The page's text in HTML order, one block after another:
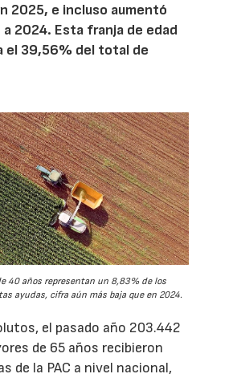
2025, e incluso aumentó
2024. Esta franja de edad
el 39,56% del total de
40 años representan un 8,83% de los
ayudas, cifra aún más baja que en 2024.
el pasado año 203.442
de 65 años recibieron
de la PAC a nivel nacional,